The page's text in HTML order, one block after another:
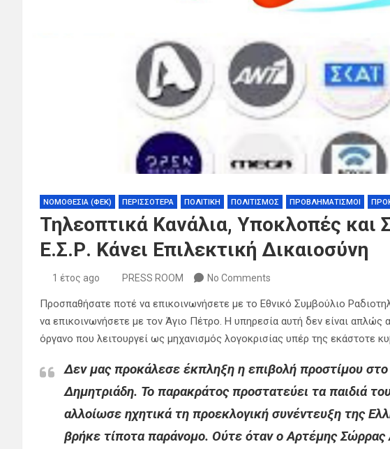
ΝΟΜΟΘΕΣΙΑ (ΦΕΚ) ΠΕΡΙΣΣΟΤΕΡΑ ΠΟΛΙΤΙΚΗ ΠΟΛΙΤΙΣΜΟΣ ΠΡΟΒΛΗΜΑΤΙΣΜΟΙ
Τηλεοπτικά Κανάλια, Υποκλοπές και
Ε.Σ.Ρ. Κάνει Επιλεκτική Δικαιοσύνη
1 έτος ago PRESS ROOM No Comments
Προσπαθήσατε ποτέ να επικοινωνήσετε με το Εθνικό Συμβούλιο
να επικοινωνήσετε με τον Άγιο Πέτρο. Η υπηρεσία αυτή δεν είναι απλώς
όργανο που λειτουργεί ως μηχανισμός λογοκρισίας υπέρ της εκάστοτε
Δεν μας προκάλεσε έκπληξη η επιβολή προστίμου
Δημητριάδη. Το παρακράτος προστατεύει τα παιδιά
αλλοίωσε ηχητικά τη προεκλογική συνέντευξη της
βρήκε τίποτα παράνομο. Ούτε όταν ο Αρτέμης